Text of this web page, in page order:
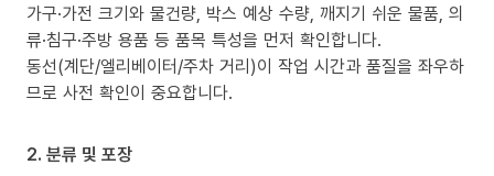
가구·가전 크기와 물건량, 박스 예상 수량, 깨지기 쉬운 물품, 의
류·침구·주방 용품 등 품목 특성을 먼저 확인합니다.
동선(계단/엘리베이터/주차 거리)이 작업 시간과 품질을 좌우하
므로 사전 확인이 중요합니다.
2. 분류 및 포장